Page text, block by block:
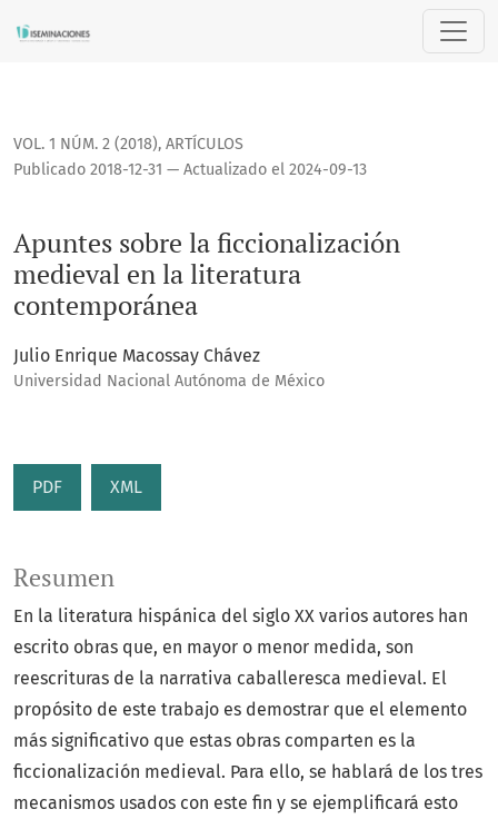
Apuntes sobre la ficcionalización medieval en la literatura
VOL. 1 NÚM. 2 (2018), ARTÍCULOS
Apuntes sobre la ficcionalización
medieval en la literatura
contemporánea
Publicado 2018-12-31 — Actualizado el 2024-09-13
Julio Enrique Macossay Chávez
Universidad Nacional Autónoma de México
PDF XML
Resumen
En la literatura hispánica del siglo XX varios autores han
escrito obras que, en mayor o menor medida, son
reescrituras de la narrativa caballeresca medieval. El
propósito de este trabajo es demostrar que el elemento
más significativo que estas obras comparten es la
ficcionalización medieval. Para ello, se hablará de los tres
mecanismos usados con este fin y se ejemplificará esto